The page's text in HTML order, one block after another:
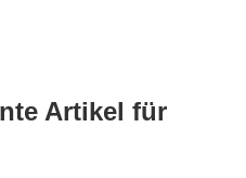
Artikel für